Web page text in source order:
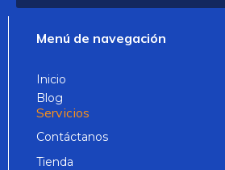
Menú de navegación
Inicio
Blog
Servicios
Contáctanos
Tienda